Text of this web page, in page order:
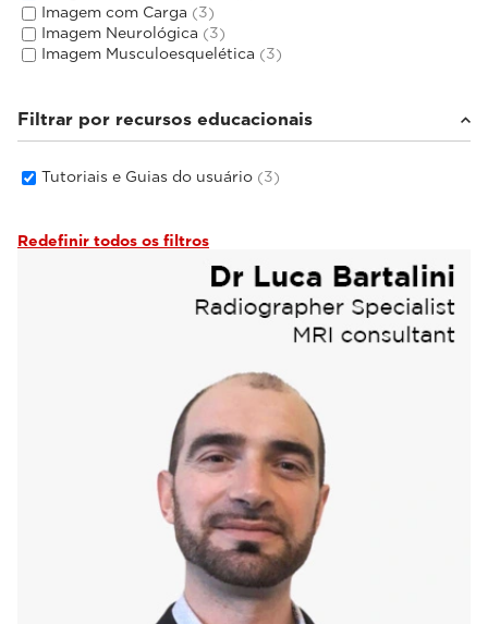
Imagem com Carga (3)
Imagem Neurológica (3)
Imagem Musculoesquelética (3)
Filtrar por recursos educacionais
Tutoriais e Guias do usuário (3)
Redefinir todos os filtros